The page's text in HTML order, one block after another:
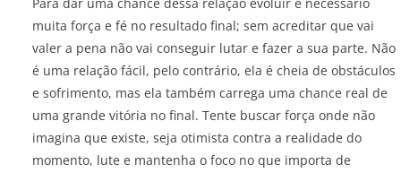
muita força e fé no resultado final; sem acreditar que vai
valer a pena não vai conseguir lutar e fazer a sua parte. Não
é uma relação fácil, pelo contrário, ela é cheia de obstáculos
e sofrimento, mas ela também carrega uma chance real de
uma grande vitória no final. Tente buscar força onde não
imagina que existe, seja otimista contra a realidade do
momento, lute e mantenha o foco no que importa de